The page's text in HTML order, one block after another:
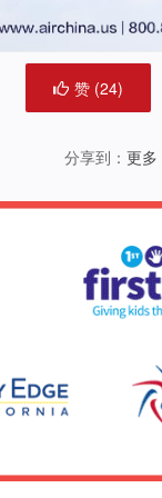
赞 (24)
分享到： 更多